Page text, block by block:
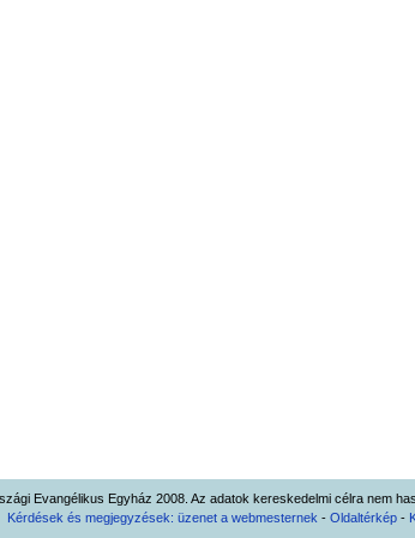
Evangélikus Egyház 2008. Az adatok kereskedelmi célra nem
Kérdések és megjegyzések: üzenet a webmesternek - Oldaltérkép -